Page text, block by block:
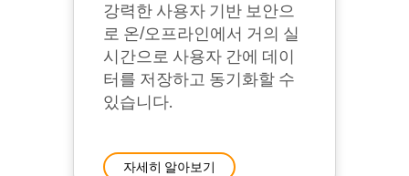
강력한 사용자 기반 보안으
로 온/오프라인에서 거의 실
시간으로 사용자 간에 데이
터를 저장하고 동기화할 수
있습니다.
자세히 알아보기